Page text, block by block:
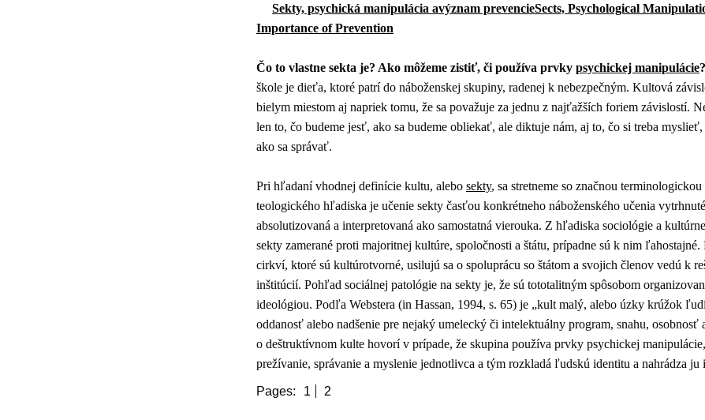
Sekty, psychická manipulácia avýznam prevencieSects, Psychological
Importance of Prevention
Čo to vlastne sekta je? Ako môžeme zistiť, či používa prvky psychickej manipulácie?
škole je dieťa, ktoré patrí do náboženskej skupiny, radenej k nebezpečným. Kultová
bielym miestom aj napriek tomu, že sa považuje za jednu z najťažších foriem závislostí.
len to, čo budeme jesť, ako sa budeme obliekať, ale diktuje nám, aj to, čo si treba
ako sa správať.
Pri hľadaní vhodnej definície kultu, alebo sekty, sa stretneme so značnou
teologického hľadiska je učenie sekty časťou konkrétneho náboženského učenia
absolutizovaná a interpretovaná ako samostatná vierouka. Z hľadiska sociológie a
sekty zamerané proti majoritnej kultúre, spoločnosti a štátu, prípadne sú k nim ľahostajné.
cirkví, ktoré sú kultúrotvorné, usilujú sa o spoluprácu so štátom a svojich členov vedú k
inštitúcií. Pohľad sociálnej patológie na sekty je, že sú tototalitným spôsobom
ideológiou. Podľa Webstera (in Hassan, 1994, s. 65) je „kult malý, alebo úzky krúžok
oddanosť alebo nadšenie pre nejaký umelecký či intelektuálny program, snahu, osobnosť
o deštruktívnom kulte hovorí v prípade, že skupina používa prvky psychickej
prežívanie, správanie a myslenie jednotlivca a tým rozkladá ľudskú identitu a nahrádza ju
Pages: 1 2